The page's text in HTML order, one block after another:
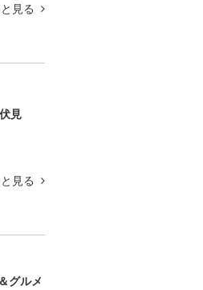
見る
見
見る
グルメ